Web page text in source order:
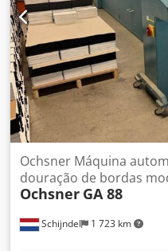
atrativo. Dsdpfx Ajzru
Schijndel 1 723 km
Ochsner Máquina
douração de bordas
Ochsner GA 88